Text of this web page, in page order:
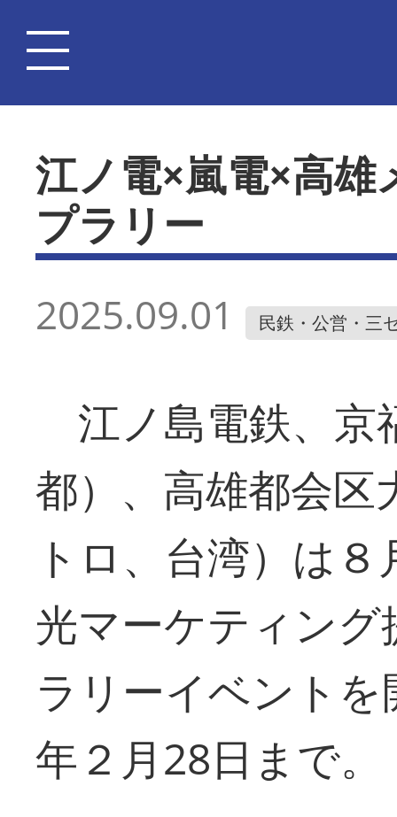
江ノ電×嵐電×高
プラリー
2025.09.01 民鉄・公営・三
江ノ島電鉄、京
都）、高雄都会区
トロ、台湾）は
光マーケティン
ラリーイベント
年２月28日まで。